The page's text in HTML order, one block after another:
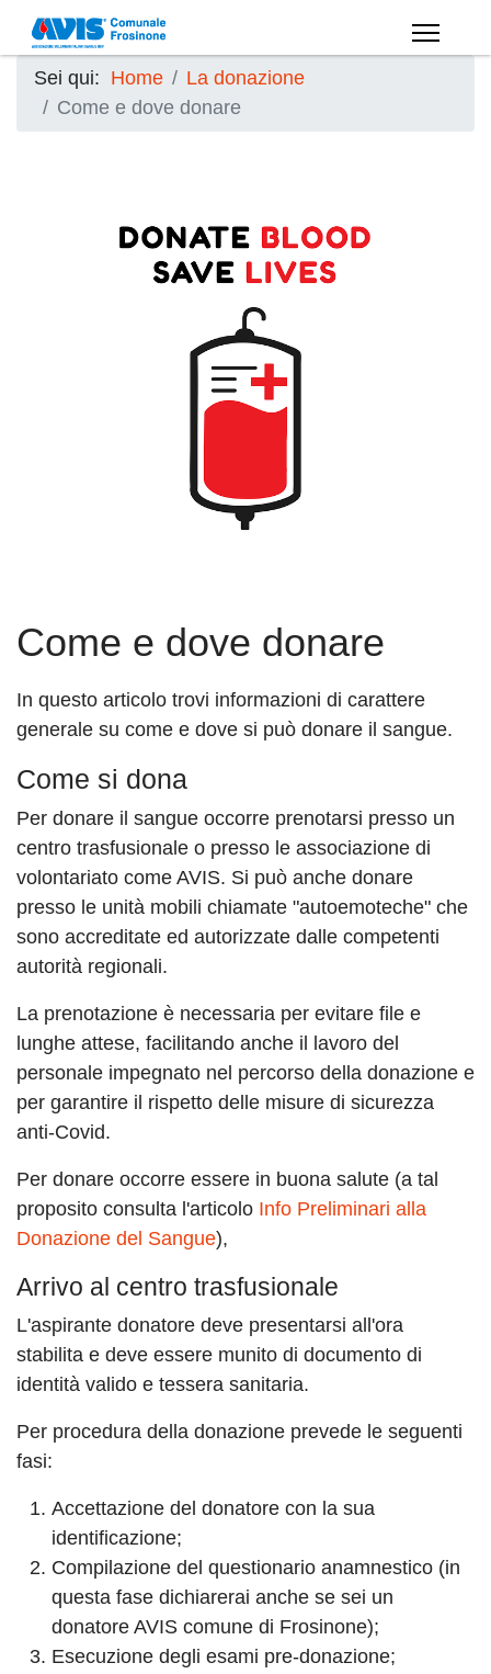
Sei qui: Home
La donazione
Come e dove donare
Come e dove donare
In questo articolo trovi informazioni di carattere
generale su come e dove si può donare il sangue.
Come si dona
Per donare il sangue occorre prenotarsi presso un
centro trasfusionale o presso le associazione di
volontariato come AVIS. Si può anche donare
presso le unità mobili chiamate "autoemoteche" che
sono accreditate ed autorizzate dalle competenti
autorità regionali.
La prenotazione è necessaria per evitare file e
lunghe attese, facilitando anche il lavoro del
personale impegnato nel percorso della donazione e
per garantire il rispetto delle misure di sicurezza
anti-Covid.
Per donare occorre essere in buona salute (a tal
proposito consulta l'articolo Info Preliminari alla
Donazione del Sangue),
Arrivo al centro trasfusionale
L'aspirante donatore deve presentarsi all'ora
stabilita e deve essere munito di documento di
identità valido e tessera sanitaria.
Per procedura della donazione prevede le seguenti
fasi:
Accettazione del donatore con la sua
identificazione;
Compilazione del questionario anamnestico (in
questa fase dichiarerai anche se sei un
donatore AVIS comune di Frosinone);
Esecuzione degli esami pre-donazione;